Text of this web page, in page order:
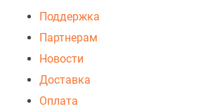
Поддержка
Партнерам
Новости
Доставка
Оплата